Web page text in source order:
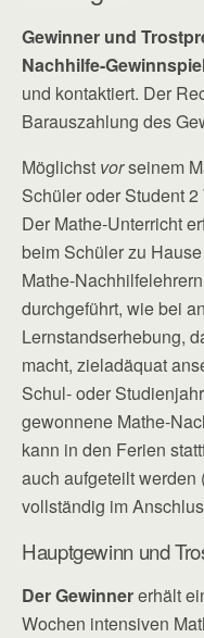
Gewinner und
Nachhilfe-
und kontaktiert. Der
Barauszahlung des
Möglichst vorseinem
Schüler oder Student
Der Mathe-Unterricht
beim Schüler zu
Mathe-
durchgeführt, wie bei
Lernstandserhebung,
macht, zieladäquat
Schul- oder
gewonnene Mathe-
kann in den Ferien
auch aufgeteilt werden
vollständig im
Hauptgewinn und
Der Gewinnererhält
Wochen intensiven